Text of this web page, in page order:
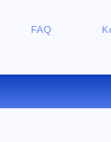
FAQ
3GP